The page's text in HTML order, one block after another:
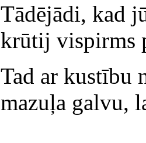
Tādējādi, kad
krūtij vispirms
Tad ar kustību
mazuļa galvu,